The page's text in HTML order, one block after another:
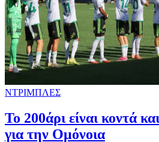
ΝΤΡΙΜΠΛΕΣ
Το 200άρι είναι κοντά
για την Ομόνοια